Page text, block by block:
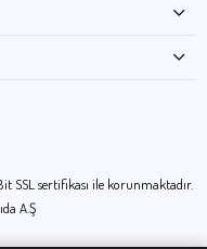
ambalaj
çocuklar için
SSL sertifikası ile korunmaktadır.
A.Ş